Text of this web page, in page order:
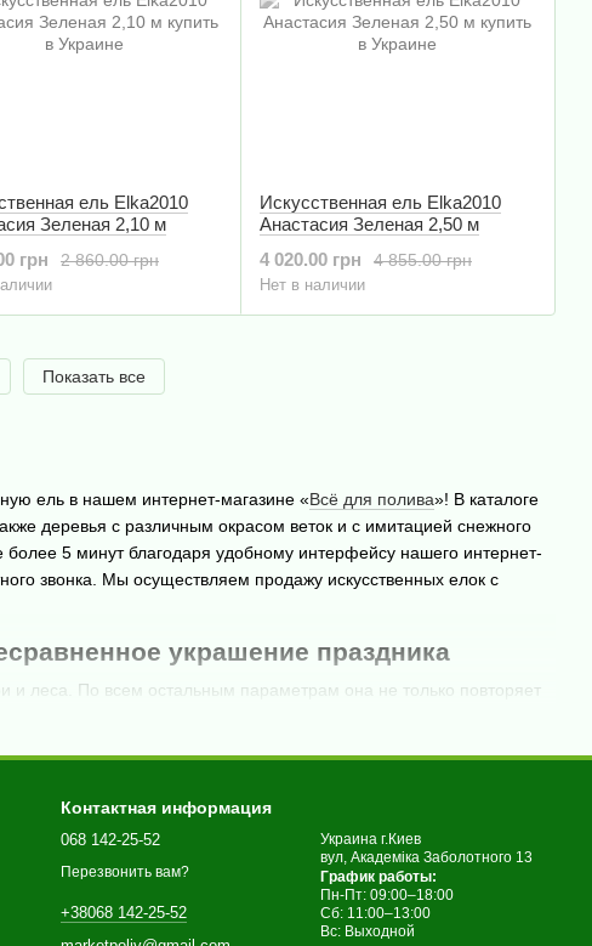
ель в нашем интернет-магазине «Всё для полива»! В каталоге
деревья с различным окрасом веток и с имитацией снежного
5 минут благодаря удобному интерфейсу нашего интернет-
звонка. Мы осуществляем продажу искусственных елок с
украшение праздника
и леса. По всем остальным параметрам она не только повторяет
любого населенного пункта. Однако массовая вырубка
мощный фильтр для воздуха.
беспокоит семейный бюджет накануне праздников, то
надолго избавить себя от расходов на новогоднее
сэкономите и время: чтобы установить елку, больше не
ель Elka2010
Зеленая 2,10 м
2 860.00 грн
грн
Искусственная ель Elka2010
Анастасия Зеленая 2,50 м
4 855.00 грн
4 020.00 грн
Нет в наличии
Показать все
Контактная информация
068 142-25-52
Перезвонить вам?
+38068 142-25-52
Украина г.Киев
вул, Академіка Заболотного 13
График работы:
Пн-Пт: 09:00–18:00
Сб: 11:00–13:00
Вс: Выходной